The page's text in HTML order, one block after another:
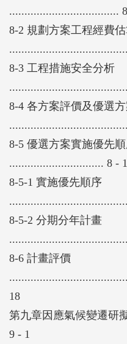
....................................
8-2 規劃方案工程經費
8-3 工程措施安全分析
8-4 各方案評價及優選
8-5 優選方案實施優先
............................... 8 -
8-5-1 實施優先順序
8-5-2 分期分年計畫
8-6 計畫評價
18
第九章因應氣候變遷研
9 - 1